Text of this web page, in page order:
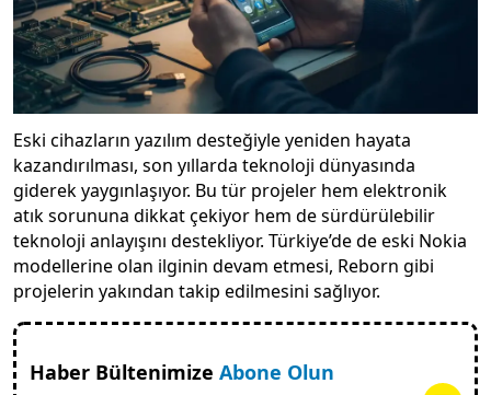
Eski cihazların yazılım desteğiyle yeniden hayata
kazandırılması, son yıllarda teknoloji dünyasında
giderek yaygınlaşıyor. Bu tür projeler hem elektronik
atık sorununa dikkat çekiyor hem de sürdürülebilir
teknoloji anlayışını destekliyor. Türkiye’de de eski Nokia
modellerine olan ilginin devam etmesi, Reborn gibi
projelerin yakından takip edilmesini sağlıyor.
Haber Bültenimize Abone Olun